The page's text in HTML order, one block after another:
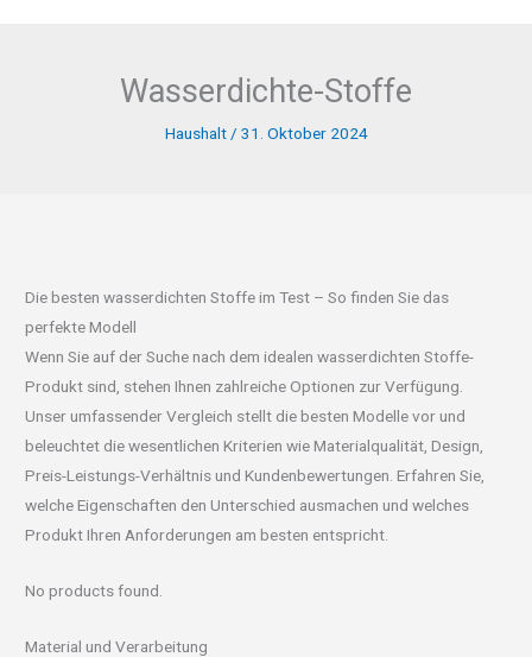
Wasserdichte-Stoffe
Haushalt/ 31. Oktober 2024
Die besten wasserdichten Stoffe im Test – So finden Sie das
perfekte Modell
Wenn Sie auf der Suche nach dem idealen wasserdichten Stoffe-
Produkt sind, stehen Ihnen zahlreiche Optionen zur Verfügung.
Unser umfassender Vergleich stellt die besten Modelle vor und
beleuchtet die wesentlichen Kriterien wie Materialqualität, Design,
Preis-Leistungs-Verhältnis und Kundenbewertungen. Erfahren Sie,
welche Eigenschaften den Unterschied ausmachen und welches
Produkt Ihren Anforderungen am besten entspricht.
No products found.
Material und Verarbeitung